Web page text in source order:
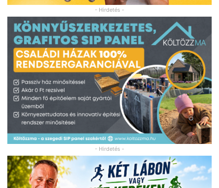
- Hirdetés -
- Hirdetés -